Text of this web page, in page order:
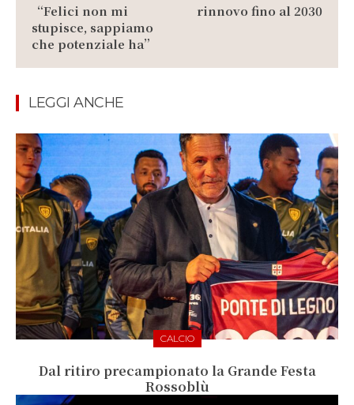
“Felici non mi
stupisce, sappiamo
che potenziale ha”
rinnovo fino al 2030
LEGGI ANCHE
CALCIO
Dal ritiro precampionato la Grande Festa
Rossoblù